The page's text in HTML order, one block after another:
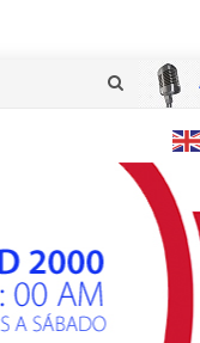
content